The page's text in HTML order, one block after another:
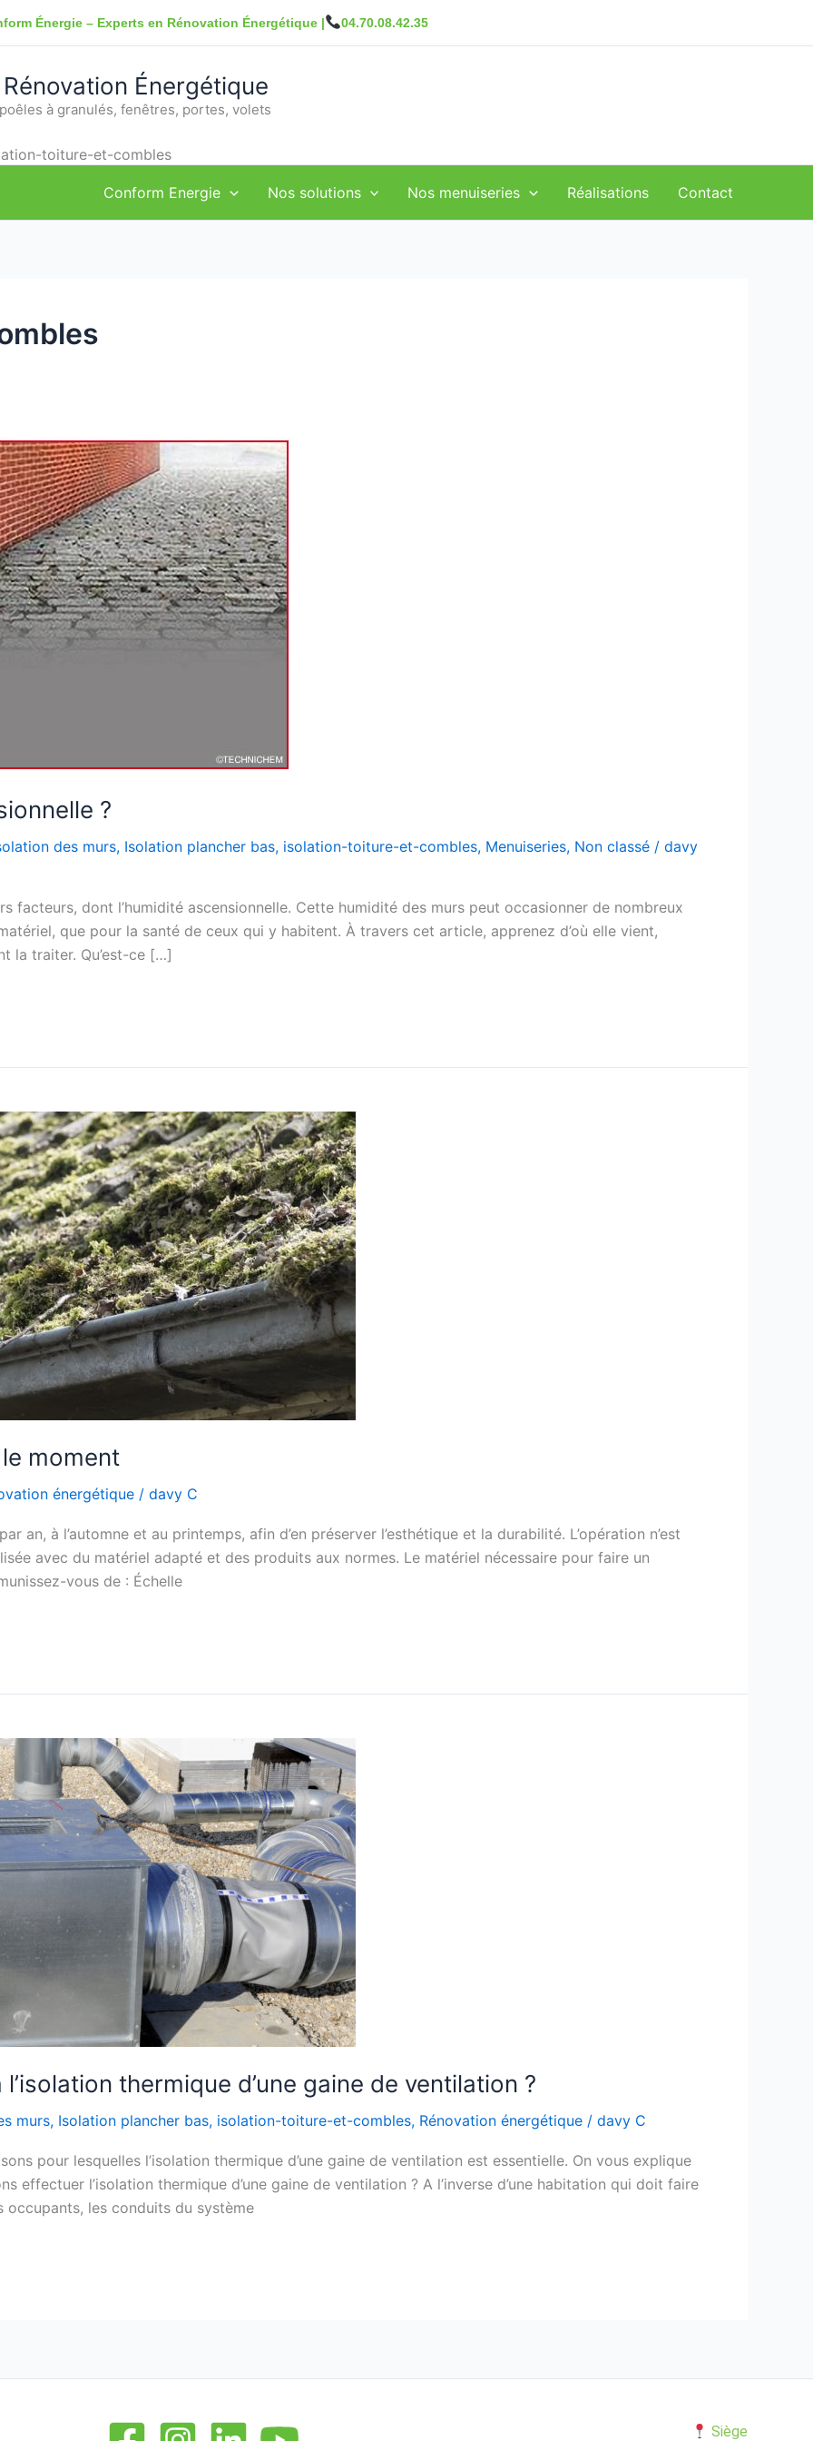
Énergie – Experts en Rénovation Énergétique | 04.70.08.42.35
Énergétique
à granulés, fenêtres, portes, volets
toiture-et-combles
Conform Energie Nos solutions Nos menuiseries Réalisations Contact
?
des murs, Isolation plancher bas, isolation-toiture-et-combles, Menuiseries, Non classé / davy
facteurs, dont l’humidité ascensionnelle. Cette humidité des murs peut occasionner de nombreux
que pour la santé de ceux qui y habitent. À travers cet article, apprenez d’où elle vient,
la traiter. Qu’est-ce […]
moment
énergétique / davy C
à l’automne et au printemps, afin d’en préserver l’esthétique et la durabilité. L’opération n’est
avec du matériel adapté et des produits aux normes. Le matériel nécessaire pour faire un
vous de : Échelle
thermique d’une gaine de ventilation ?
murs, Isolation plancher bas, isolation-toiture-et-combles, Rénovation énergétique / davy C
pour lesquelles l’isolation thermique d’une gaine de ventilation est essentielle. On vous explique
effectuer l’isolation thermique d’une gaine de ventilation ? A l’inverse d’une habitation qui doit faire
occupants, les conduits du système
Siège